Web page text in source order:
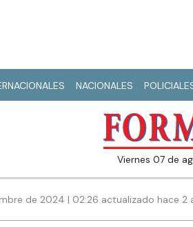
NACIONALES
viernes 07 de
de 2024 | 02:26 actualizado hace 2